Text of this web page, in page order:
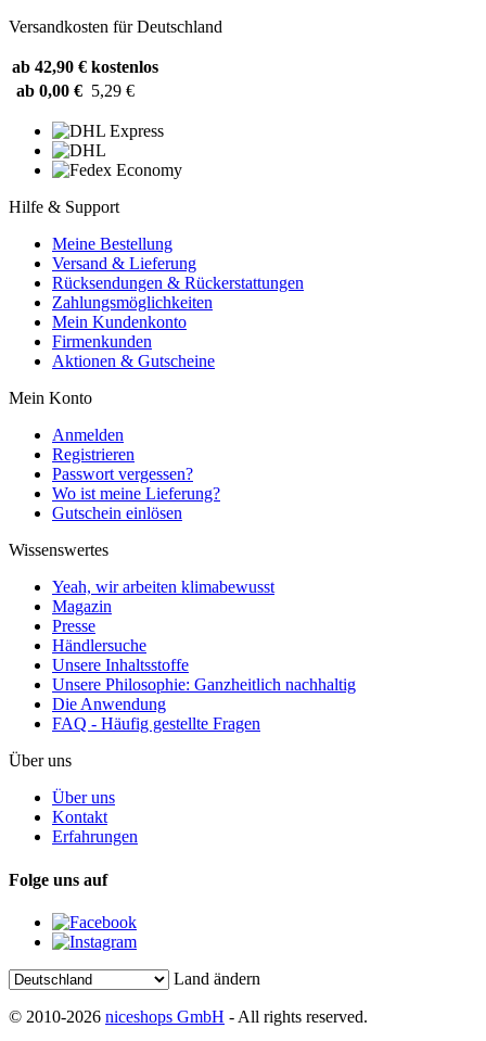
Versandkosten für Deutschland
ab 42,90 € kostenlos
ab 0,00 € 5,29 €
Hilfe & Support
Meine Bestellung
Versand & Lieferung
Rücksendungen & Rückerstattungen
Zahlungsmöglichkeiten
Mein Kundenkonto
Firmenkunden
Aktionen & Gutscheine
Mein Konto
Anmelden
Registrieren
Passwort vergessen?
Wo ist meine Lieferung?
Gutschein einlösen
Wissenswertes
Yeah, wir arbeiten klimabewusst
Magazin
Presse
Händlersuche
Unsere Inhaltsstoffe
Unsere Philosophie: Ganzheitlich nachhaltig
Die Anwendung
FAQ - Häufig gestellte Fragen
Über uns
Über uns
Kontakt
Erfahrungen
Folge uns auf
Land ändern
© 2010-2026 niceshops GmbH - All rights reserved.